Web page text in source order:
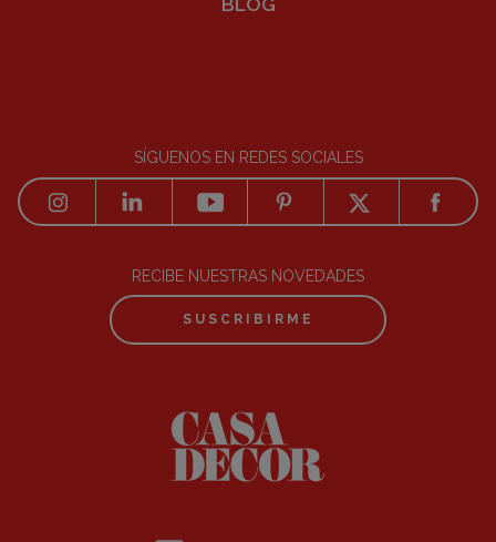
BLOG
SÍGUENOS EN REDES SOCIALES
RECIBE NUESTRAS NOVEDADES
SUSCRIBIRME